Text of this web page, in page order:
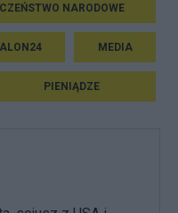
NARODOWE
MEDIA
PIENIĄDZE